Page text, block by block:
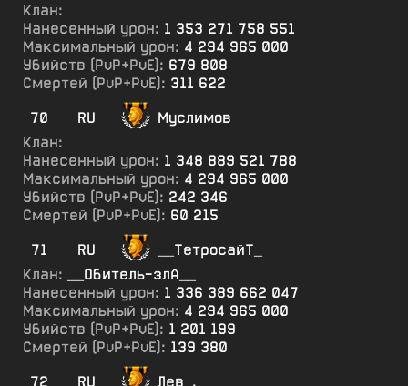
Клан:
Нанесенный урон: 1 353 271 758 551
Максимальный урон: 4 294 965 000
Убийств (PvP+PvE): 679 808
Смертей (PvP+PvE): 311 622
70
RU
Муслимов
Клан:
Нанесенный урон: 1 348 889 521 788
Максимальный урон: 4 294 965 000
Убийств (PvP+PvE): 242 346
Смертей (PvP+PvE): 60 215
71
RU
__ТетросайТ_
Клан:
__Обитель-злА__
Нанесенный урон: 1 336 389 662 047
Максимальный урон: 4 294 965 000
Убийств (PvP+PvE): 1 201 199
Смертей (PvP+PvE): 139 380
72
RU Лев_.